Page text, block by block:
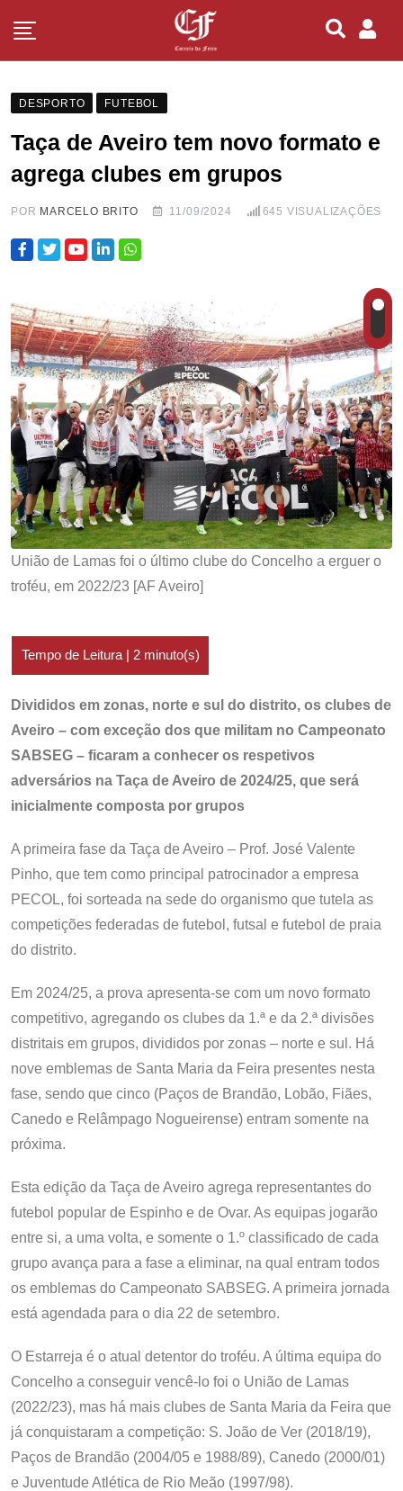
DESPORTO FUTEBOL
Taça de Aveiro tem novo formato e
agrega clubes em grupos
POR MARCELO BRITO 11/09/2024 645 VISUALIZAÇÕES
União de Lamas foi o último clube do Concelho a erguer o
troféu, em 2022/23 [AF Aveiro]
Divididos em zonas, norte e sul do distrito, os clubes de
Aveiro – com exceção dos que militam no Campeonato
SABSEG – ficaram a conhecer os respetivos
adversários na Taça de Aveiro de 2024/25, que será
inicialmente composta por grupos
A primeira fase da Taça de Aveiro – Prof. José Valente
Pinho, que tem como principal patrocinador a empresa
PECOL, foi sorteada na sede do organismo que tutela as
competições federadas de futebol, futsal e futebol de praia
do distrito.
Em 2024/25, a prova apresenta-se com um novo formato
competitivo, agregando os clubes da 1.ª e da 2.ª divisões
distritais em grupos, divididos por zonas – norte e sul. Há
nove emblemas de Santa Maria da Feira presentes nesta
fase, sendo que cinco (Paços de Brandão, Lobão, Fiães,
Canedo e Relâmpago Nogueirense) entram somente na
próxima.
Esta edição da Taça de Aveiro agrega representantes do
futebol popular de Espinho e de Ovar. As equipas jogarão
entre si, a uma volta, e somente o 1.º classificado de cada
grupo avança para a fase a eliminar, na qual entram todos
os emblemas do Campeonato SABSEG. A primeira jornada
está agendada para o dia 22 de setembro.
O Estarreja é o atual detentor do troféu. A última equipa do
Concelho a conseguir vencê-lo foi o União de Lamas
(2022/23), mas há mais clubes de Santa Maria da Feira que
já conquistaram a competição: S. João de Ver (2018/19),
Paços de Brandão (2004/05 e 1988/89), Canedo (2000/01)
e Juventude Atlética de Rio Meão (1997/98).